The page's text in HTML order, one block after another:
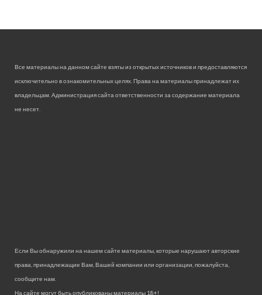
Все материалы на данном сайте взяты из открытых источников и предоставляются
исключительно в ознакомительных целях. Права на материалы принадлежат их
владельцам. Администрация сайта ответственности за содержание материала
не несет.
Если Вы обнаружили на нашем сайте материалы, которые нарушают авторские
права, принадлежащие Вам, Вашей компании или организации, пожалуйста,
сообщите нам.
На сайте могут быть опубликованы материалы 18+!